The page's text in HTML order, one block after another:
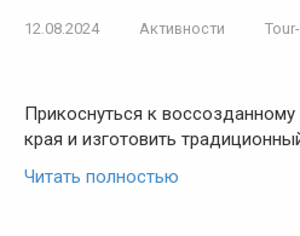
12.08.2024 Активности
Прикоснуться к
края и изготовить
Читать полностью